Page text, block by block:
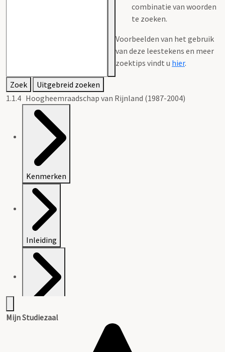
combinatie van woorden
te zoeken.
Voorbeelden van het gebruik
van deze leestekens en meer
zoektips vindt u hier.
Zoek
Uitgebreid zoeken
1.1.4 Hoogheemraadschap van Rijnland (1987-2004)
Kenmerken
Inleiding
Mijn Studiezaal